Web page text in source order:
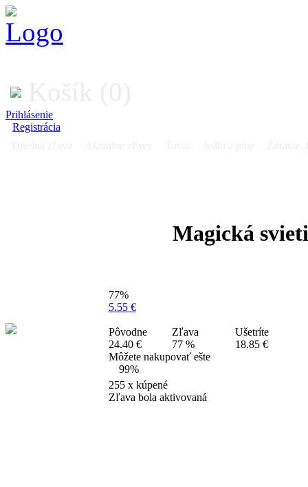
Prihlásenie
Registrácia
Magická
77%
5.55 €
Pôvodne
24.40 €
Zľava
77 %
Ušetríte
18.85 €
Môžete nakupovať ešte
99%
255x kúpené
Zľava bola aktivovaná